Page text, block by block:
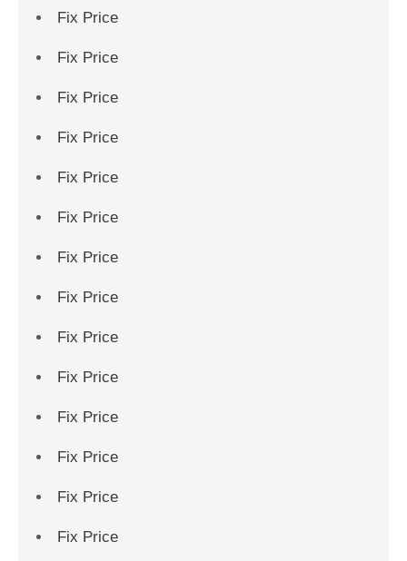
Fix Price
Fix Price
Fix Price
Fix Price
Fix Price
Fix Price
Fix Price
Fix Price
Fix Price
Fix Price
Fix Price
Fix Price
Fix Price
Fix Price